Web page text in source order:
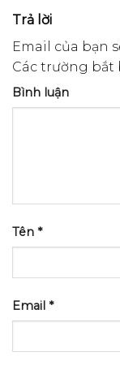
Trả lời
Email của bạn
Các trường bắt
Bình luận
Tên *
Email *